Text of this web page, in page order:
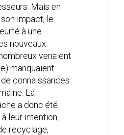
Mais en
impact, le
à une
nouveaux
venaient
manquaient
connaissances
La
a donc été
à leur intention,
recyclage,